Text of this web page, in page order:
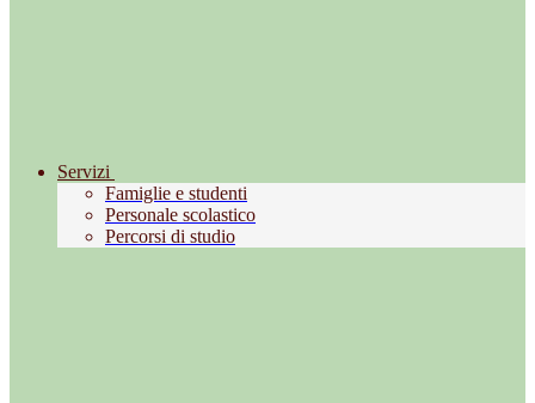
Servizi
Famiglie e studenti
Personale scolastico
Percorsi di studio